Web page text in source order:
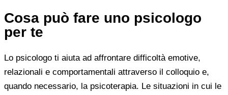
Cosa può fare uno psicologo
per te
Lo psicologo ti aiuta ad affrontare difficoltà emotive,
relazionali e comportamentali attraverso il colloquio e,
quando necessario, la psicoterapia. Le situazioni in cui le